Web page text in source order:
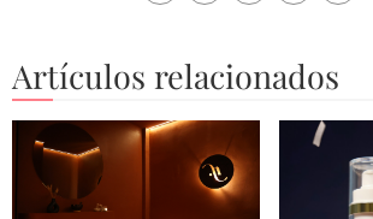
Artículos relacionados